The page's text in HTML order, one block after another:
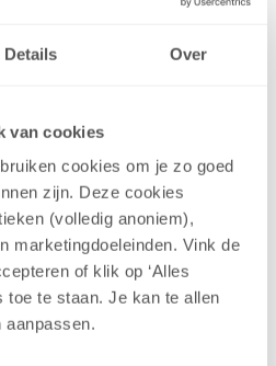
Details Over
van cookies
cookies om je zo goed
zijn. Deze cookies
(volledig anoniem),
marketingdoeleinden. Vink de
of klik op ‘Alles
toe te staan. Je kan te allen
aanpassen.
afspraak.
een stuk voor
stalling dichterbij.
hendriks
eigenaars die